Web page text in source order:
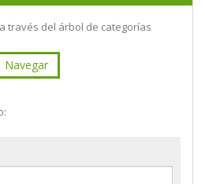
través del árbol de categorías
Navegar